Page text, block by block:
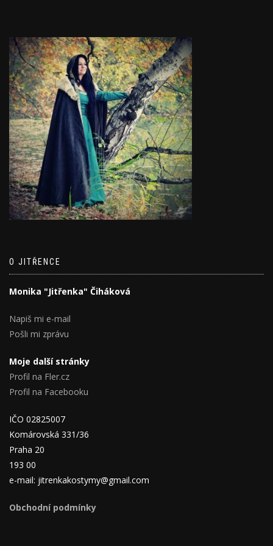
O JITŘENCE
Monika "Jitřenka" Čiháková
Napiš mi e-mail
Pošli mi zprávu
Moje další stránky
Profil na Fler.cz
Profil na Facebooku
IČO 02825007
Komárovská 331/36
Praha 20
193 00
e-mail: jitrenkakostymy@gmail.com
Obchodní podmínky